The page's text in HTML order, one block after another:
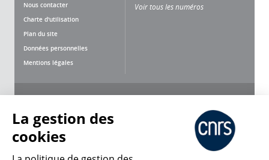
Nous contacter
Charte d'utilisation
Plan du site
Données personnelles
Mentions légales
Voir tous les numéros
La gestion des
cookies